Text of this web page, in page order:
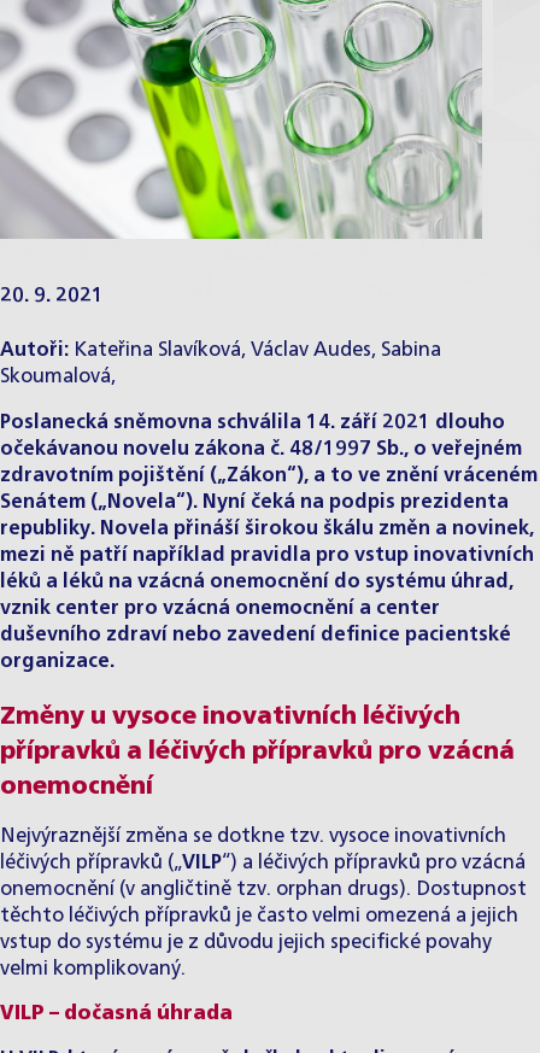
20. 9. 2021
Autoři: Kateřina Slavíková, Václav Audes, Sabina
Skoumalová,
Poslanecká sněmovna schválila 14. září 2021 dlouho
očekávanou novelu zákona č. 48/1997 Sb., o veřejném
zdravotním pojištění („Zákon“), a to ve znění vráceném
Senátem („Novela“). Nyní čeká na podpis prezidenta
republiky. Novela přináší širokou škálu změn a novinek,
mezi ně patří například pravidla pro vstup inovativních
léků a léků na vzácná onemocnění do systému úhrad,
vznik center pro vzácná onemocnění a center
duševního zdraví nebo zavedení definice pacientské
organizace.
Změny u vysoce inovativních léčivých
přípravků a léčivých přípravků pro vzácná
onemocnění
Nejvýraznější změna se dotkne tzv. vysoce inovativních
léčivých přípravků („VILP“) a léčivých přípravků pro vzácná
onemocnění (v angličtině tzv. orphan drugs). Dostupnost
těchto léčivých přípravků je často velmi omezená a jejich
vstup do systému je z důvodu jejich specifické povahy
velmi komplikovaný.
VILP – dočasná úhrada